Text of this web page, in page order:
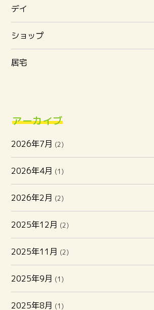
デイ
ショップ
居宅
アーカイブ
2026年7月 (2)
2026年4月 (1)
2026年2月 (2)
2025年12月 (2)
2025年11月 (2)
2025年9月 (1)
2025年8月 (1)